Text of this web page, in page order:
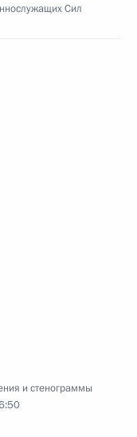
Сил
и стенограммы